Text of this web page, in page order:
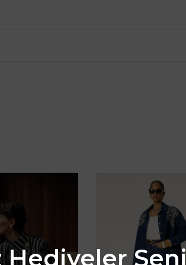
Hediyeler Seni